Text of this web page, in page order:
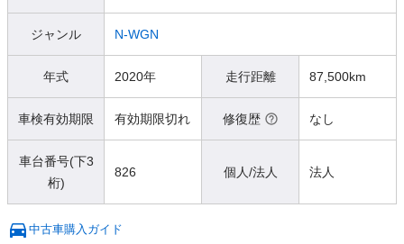
ジャンル N-WGN
年式 2020年 走行距離 87,500km
車検有効期限 有効期限切れ 修復歴 なし
車台番号(下3
桁)
826 個人/法人 法人
中古車購入ガイド